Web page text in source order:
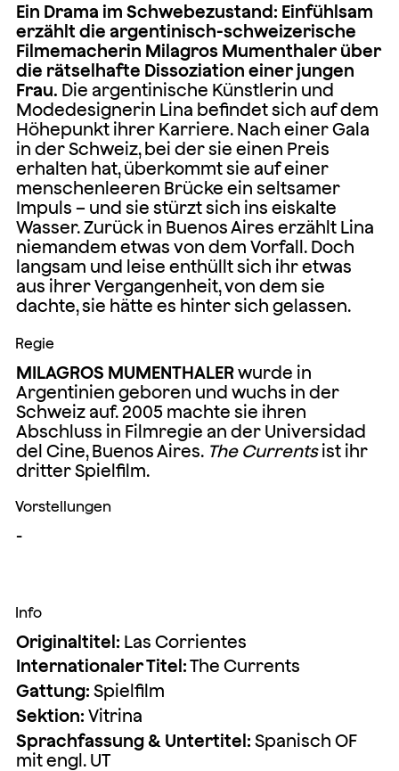
Ein Drama im Schwebezustand: Einfühlsam
erzählt die argentinisch-schweizerische
Filmemacherin Milagros Mumenthaler über
die rätselhafte Dissoziation einer jungen
Frau. Die argentinische Künstlerin und
Modedesignerin Lina befindet sich auf dem
Höhepunkt ihrer Karriere. Nach einer Gala
in der Schweiz, bei der sie einen Preis
erhalten hat, überkommt sie auf einer
menschenleeren Brücke ein seltsamer
Impuls – und sie stürzt sich ins eiskalte
Wasser. Zurück in Buenos Aires erzählt Lina
niemandem etwas von dem Vorfall. Doch
langsam und leise enthüllt sich ihr etwas
aus ihrer Vergangenheit, von dem sie
dachte, sie hätte es hinter sich gelassen.
Regie
MILAGROS MUMENTHALERwurde in
Argentinien geboren und wuchs in der
Schweiz auf. 2005 machte sie ihren
Abschluss in Filmregie an der Universidad
del Cine, Buenos Aires. The Currentsist ihr
dritter Spielfilm.
Vorstellungen
-
Info
Originaltitel: Las Corrientes
Internationaler Titel:The Currents
Gattung: Spielfilm
Sektion: Vitrina
Sprachfassung & Untertitel: Spanisch OF
mit engl. UT